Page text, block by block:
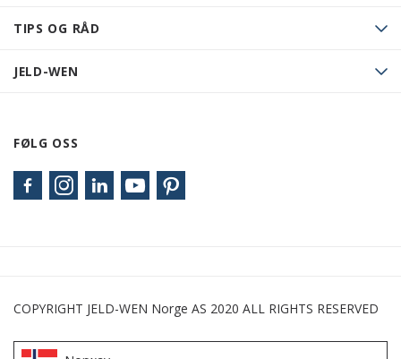
TIPS OG RÅD
JELD-WEN
FØLG OSS
COPYRIGHT JELD-WEN Norge AS 2020 ALL RIGHTS RESERVED